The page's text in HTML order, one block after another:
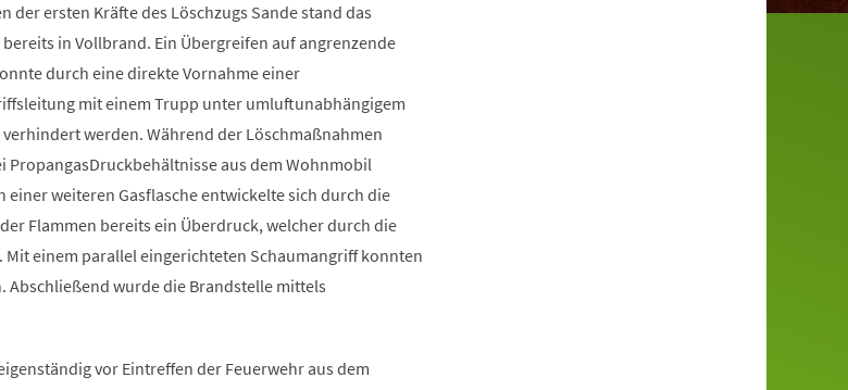
der ersten Kräfte des Löschzugs Sande stand das
in Vollbrand. Ein Übergreifen auf angrenzende
durch eine direkte Vornahme einer
mit einem Trupp unter umluftunabhängigem
werden. Während der Löschmaßnahmen
PropangasDruckbehältnisse aus dem Wohnmobil
einer weiteren Gasflasche entwickelte sich durch die
Flammen bereits ein Überdruck, welcher durch die
einem parallel eingerichteten Schaumangriff konnten
Abschließend wurde die Brandstelle mittels
vor Eintreffen der Feuerwehr aus dem